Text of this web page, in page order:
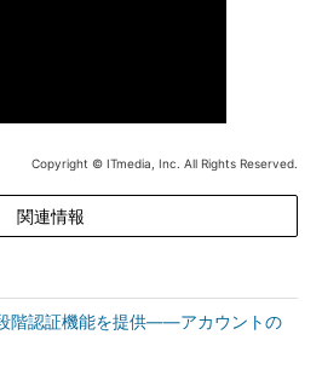
Copyright © ITmedia, Inc. All Rights Reserved.
関連情報
階認証機能を提供――アカウントの